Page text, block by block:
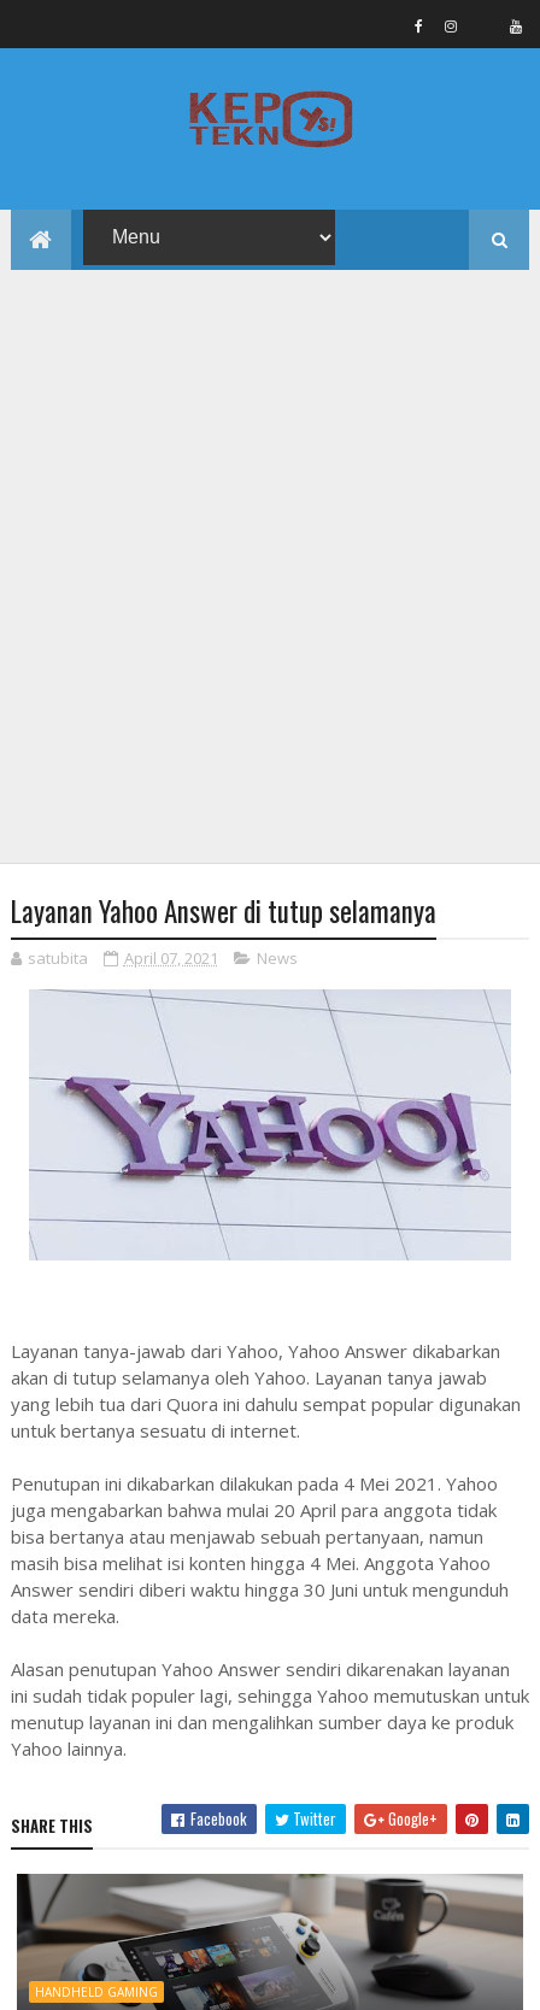
Layanan Yahoo Answer di tutup selamanya
satubita April 07, 2021 News
Layanan tanya-jawab dari Yahoo, Yahoo Answer dikabarkan
akan di tutup selamanya oleh Yahoo. Layanan tanya jawab
yang lebih tua dari Quora ini dahulu sempat popular digunakan
untuk bertanya sesuatu di internet.
Penutupan ini dikabarkan dilakukan pada 4 Mei 2021. Yahoo
juga mengabarkan bahwa mulai 20 April para anggota tidak
bisa bertanya atau menjawab sebuah pertanyaan, namun
masih bisa melihat isi konten hingga 4 Mei. Anggota Yahoo
Answer sendiri diberi waktu hingga 30 Juni untuk mengunduh
data mereka.
Alasan penutupan Yahoo Answer sendiri dikarenakan layanan
ini sudah tidak populer lagi, sehingga Yahoo memutuskan untuk
menutup layanan ini dan mengalihkan sumber daya ke produk
Yahoo lainnya.
SHARE THIS Facebook Twitter Google+
HANDHELD GAMING